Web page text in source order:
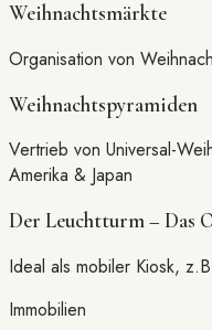
Weihnachtsmärkte
Organisation von
Weihnachtspyramiden
Vertrieb von Universal-
Amerika & Japan
Der Leuchtturm – Das
Ideal als mobiler Kiosk,
Immobilien